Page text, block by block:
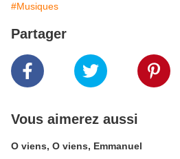
#Musiques
Partager
Vous aimerez aussi
O viens, O viens, Emmanuel